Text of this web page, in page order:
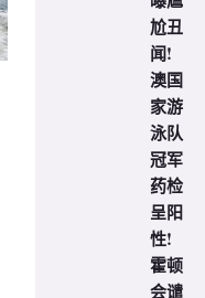
尬丑
闻!
澳国
家游
泳队
冠军
药检
呈阳
性!
霍顿
会谴